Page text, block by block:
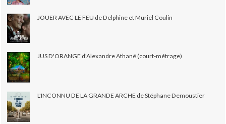
JOUER AVEC LE FEU de Delphine et Muriel Coulin
JUS D'ORANGE d'Alexandre Athané (court-métrage)
L'INCONNU DE LA GRANDE ARCHE de Stéphane Demoustier